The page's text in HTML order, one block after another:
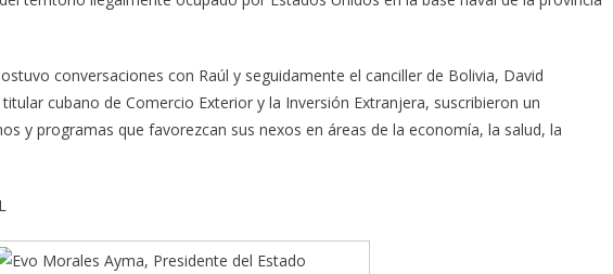
conversaciones con Raúl y seguidamente el canciller de Bolivia, David
cubano de Comercio Exterior y la Inversión Extranjera, suscribieron un
y programas que favorezcan sus nexos en áreas de la economía, la salud, la